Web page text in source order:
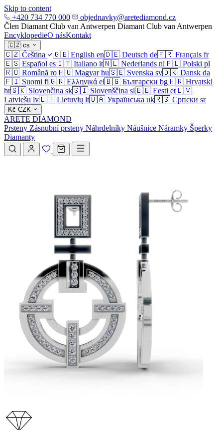
Skip to content
+420 734 770 000
objednavky@aretediamond.cz
Člen Diamant Club van Antwerpen Diamant Club van Antwerpen
EncyklopedieO násKontakt
🇨🇿 cs
🇨🇿 Čeština 🇬🇧 English en🇩🇪 Deutsch de🇫🇷 Français fr
🇪🇸 Español es🇮🇹 Italiano it🇳🇱 Nederlands nl🇵🇱 Polski pl
🇷🇴 Română ro🇭🇺 Magyar hu🇸🇪 Svenska sv🇩🇰 Dansk da
🇫🇮 Suomi fi🇬🇷 Ελληνικά el🇧🇬 Български bg🇭🇷 Hrvatski
hr🇸🇰 Slovenčina sk🇸🇮 Slovenščina sl🇪🇪 Eesti et🇱🇻
Latviešu lv🇱🇹 Lietuvių lt🇺🇦 Українська uk🇷🇸 Српски sr
Kč CZK
ARETE DIAMOND
Prsteny Zásnubní prsteny Náhrdelníky Náušnice Náramky Šperky
Diamanty